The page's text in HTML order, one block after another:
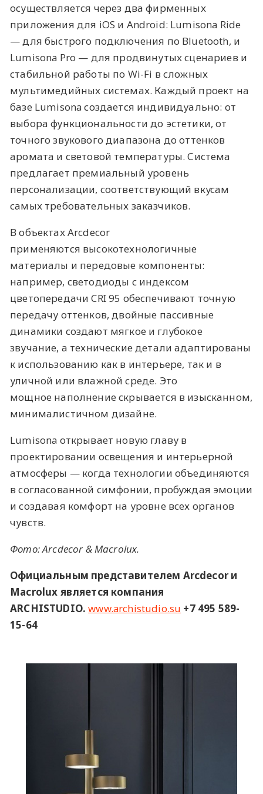
осуществляется через два фирменных
приложения для iOS и Android: Lumisona Ride
— для быстрого подключения по Bluetooth, и
Lumisona Pro — для продвинутых сценариев и
стабильной работы по Wi-Fi в сложных
мультимедийных системах. Каждый проект на
базе Lumisona создается индивидуально: от
выбора функциональности до эстетики, от
точного звукового диапазона до оттенков
аромата и световой температуры. Система
предлагает премиальный уровень
персонализации, соответствующий вкусам
самых требовательных заказчиков.
В объектах Arcdecor
применяются высокотехнологичные
материалы и передовые компоненты:
например, светодиоды с индексом
цветопередачи CRI 95 обеспечивают точную
передачу оттенков, двойные пассивные
динамики создают мягкое и глубокое
звучание, а технические детали адаптированы
к использованию как в интерьере, так и в
уличной или влажной среде. Это
мощное наполнение скрывается в изысканном,
минималистичном дизайне.
Lumisona открывает новую главу в
проектировании освещения и интерьерной
атмосферы — когда технологии объединяются
в согласованной симфонии, пробуждая эмоции
и создавая комфорт на уровне всех органов
чувств.
Фото: Arcdecor & Macroluх.
Официальным представителем Arcdecor и
Macrolux является компания
ARCHISTUDIO.www.archistudio.su +7 495 589-
15-64